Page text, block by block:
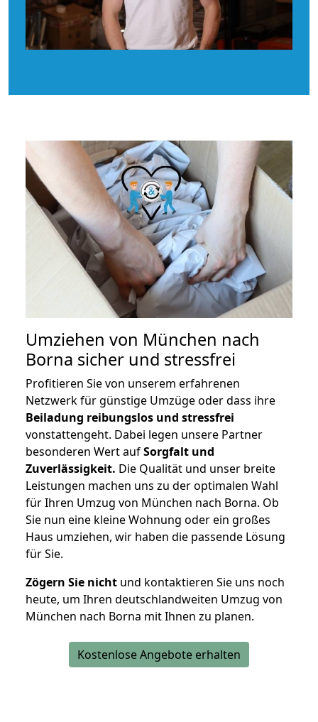
Umziehen von München nach
Borna sicher und stressfrei
Profitieren Sie von unserem erfahrenen
Netzwerk für günstige Umzüge oder dass ihre
Beiladung reibungslos und stressfrei
vonstattengeht. Dabei legen unsere Partner
besonderen Wert aufSorgfalt und
Zuverlässigkeit. Die Qualität und unser breite
Leistungen machen uns zu der optimalen Wahl
für Ihren Umzug von München nach Borna. Ob
Sie nun eine kleine Wohnung oder ein großes
Haus umziehen, wir haben die passende Lösung
für Sie.
Zögern Sie nicht und kontaktieren Sie uns noch
heute, um Ihren deutschlandweiten Umzug von
München nach Borna mit Ihnen zu planen.
Kostenlose Angebote erhalten